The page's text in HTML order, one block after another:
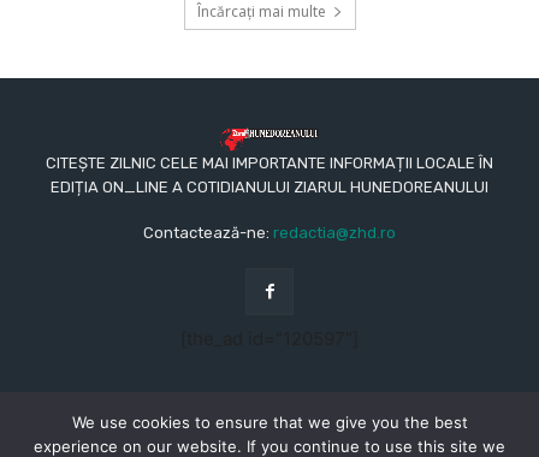
Încărcați mai multe
CITEȘTE ZILNIC CELE MAI IMPORTANTE INFORMAȚII LOCALE ÎN
EDIȚIA ON_LINE A COTIDIANULUI ZIARUL HUNEDOREANULUI
Contactează-ne: redactia@zhd.ro
We use cookies to ensure that we give you the best
experience on our website. If you continue to use this site we